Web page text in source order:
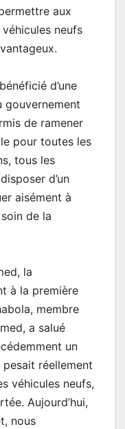
aux
neufs
d’une
gouvernement
de ramener
pour toutes les
tous les
d’un
aisément à
de la
la
à la première
membre
a salué
un
réellement
véhicules neufs,
Aujourd’hui,
nous